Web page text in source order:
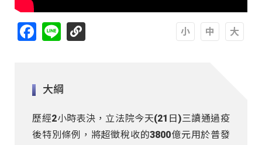
Facebook
Line
大綱
歷經2小時表決，立法院今天(21日)三讀通過疫
後特別條例，將超徵稅收的3800億元用於普發